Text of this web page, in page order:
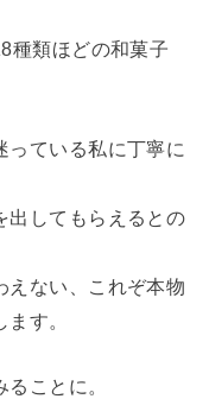
種類ほどの和菓子
っている私に丁寧に
出してもらえるとの
えない、これぞ本物
す。
ことに。